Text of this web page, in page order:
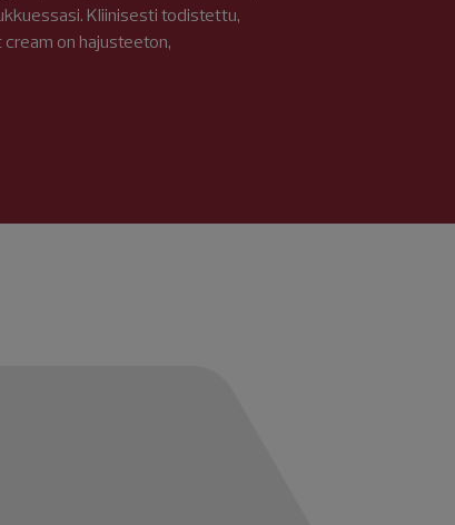
Kliinisesti todistettu,
on hajusteeton,